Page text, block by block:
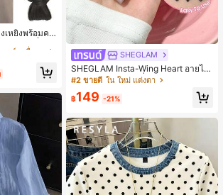
เหยิงพร้อมคลิ
คราะห์ที่ได้รั
มเส้นใยทนคว
หรับผู้หญิง, ใ
รื่องมือ, เหมา
กรณ์เสริมผมที่
คลิปหนีบผม
นผม คลิปหนีบ
ด วันหยุด
ใน เส้นใยสังเคราะห์ เครื่องประดับผมผู้หญิง
ใน เส้นใยสังเคราะห์ เครื่องประดับผมผู้หญิง
SHEGLAM
SHEGLAM Insta-Wing Heart อายไลเ
นอร์แบบแสตมป์ เครื่องสำอางแบรนด์ค
กผู้หญิง
#2 ขายดี ใน ใหม่ แต่งตา
฿149 -21%